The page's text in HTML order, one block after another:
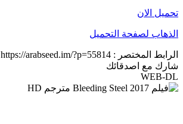
تحميل الان
الذهاب لصفحة التحميل
الرابط المختصر : https://arabseed.im/?p=55814
شارك مع اصدقائك
WEB-DL